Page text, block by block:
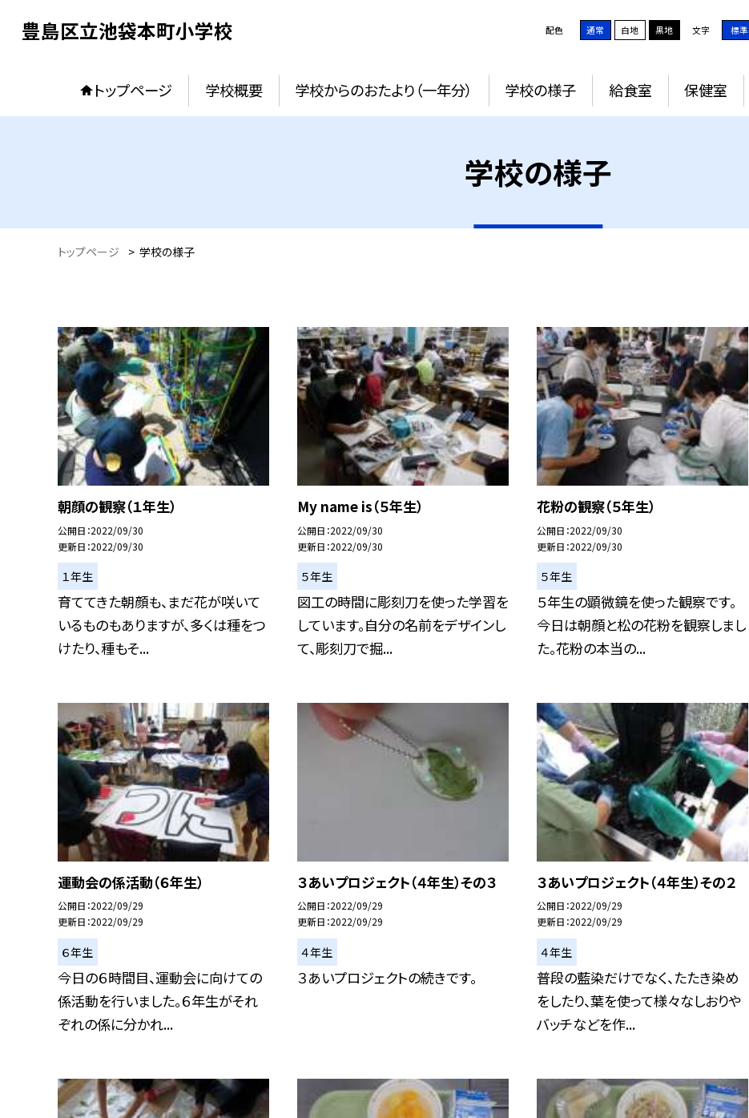
豊島区立池袋本町小学校 配色 通常 白地 黒地 文字 標準
トップページ 学校概要 学校からのおたより（一年分） 学校の様子 給食室 保健室
学校の様子
トップページ > 学校の様子
朝顔の観察（１年生）
公開日 2022/09/30
更新日 2022/09/30
１年生
育ててきた朝顔も、まだ花が咲いて
いるものもありますが、多くは種をつ
けたり、種もそ...
My name is（５年生）
公開日 2022/09/30
更新日 2022/09/30
５年生
図工の時間に彫刻刀を使った学習を
しています。自分の名前をデザインし
て、彫刻刀で掘...
花粉の観察（５年生）
公開日 2022/09/30
更新日 2022/09/30
５年生
５年生の顕微鏡を使った観察です。
今日は朝顔と松の花粉を観察しまし
た。花粉の本当の...
運動会の係活動（６年生）
公開日 2022/09/29
更新日 2022/09/29
６年生
今日の６時間目、運動会に向けての
係活動を行いました。６年生がそれ
ぞれの係に分かれ...
３あいプロジェクト（４年生）その３
公開日 2022/09/29
更新日 2022/09/29
４年生
３あいプロジェクトの続きです。
３あいプロジェクト（４年生）その２
公開日 2022/09/29
更新日 2022/09/29
４年生
普段の藍染だけでなく、たたき染め
をしたり、葉を使って様々なしおりや
バッチなどを作...